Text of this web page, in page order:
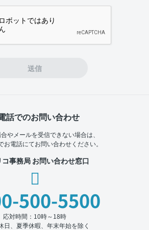
送信
話でのお問い合わせ
やメールを受信できない場合は、
お電話にてお問い合わせください。
コ事務局 お問い合わせ窓口
500-5500
応対時間：10時～18時
日、夏季休暇、年末年始を除く